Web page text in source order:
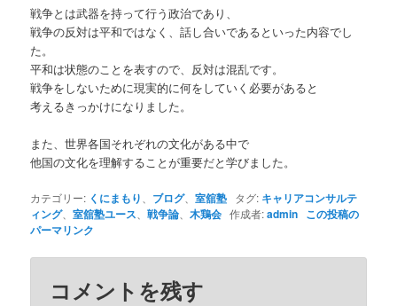
戦争とは武器を持って行う政治であり、
戦争の反対は平和ではなく、話し合いであるといった内容でし
た。
平和は状態のことを表すので、反対は混乱です。
戦争をしないために現実的に何をしていく必要があると
考えるきっかけになりました。
また、世界各国それぞれの文化がある中で
他国の文化を理解することが重要だと学びました。
カテゴリー: くにまもり ブログ、室舘塾 タグ: キャリアコンサルテ
ィング、室舘塾ユース 、戦争論 、木鶏会 作成者:admin この投稿の
パーマリンク
コメントを残す